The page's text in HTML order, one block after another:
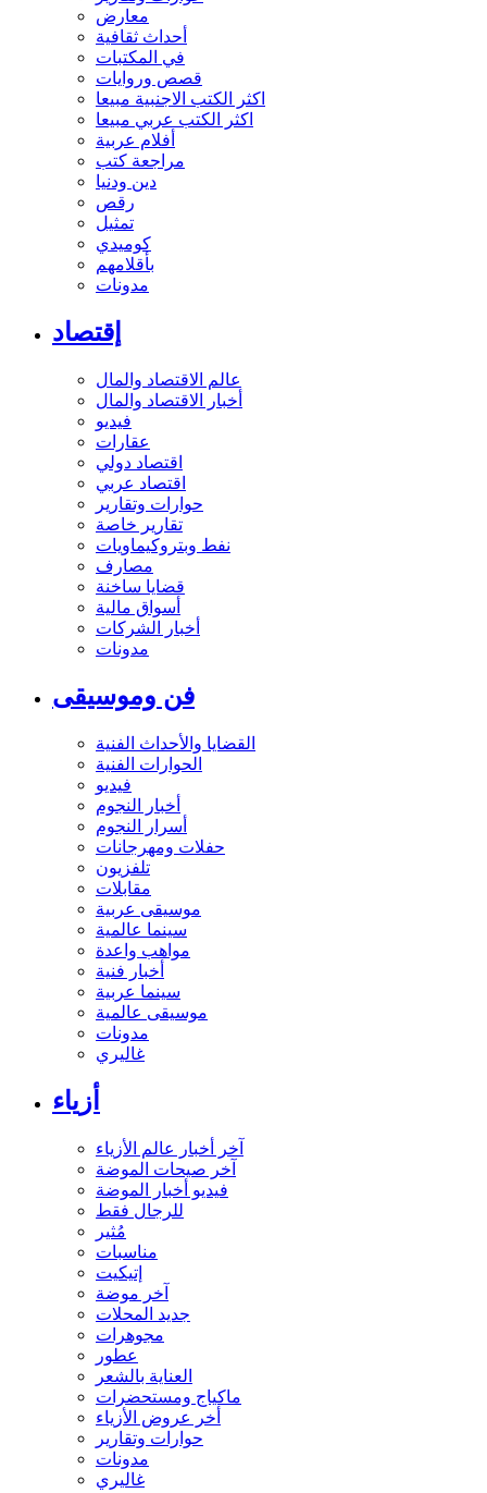
معارض
أحداث ثقافية
في المكتبات
قصص وروايات
اكثر الكتب الاجنبية مبيعا
اكثر الكتب عربي مبيعا
أفلام عربية
مراجعة كتب
دين ودنيا
رقص
تمثيل
كوميدي
بأقلامهم
مدونات
إقتصاد
عالم الاقتصاد والمال
أخبار الاقتصاد والمال
فيديو
عقارات
اقتصاد دولي
اقتصاد عربي
حوارات وتقارير
تقارير خاصة
نفط وبتروكيماويات
مصارف
قضايا ساخنة
أسواق مالية
أخبار الشركات
مدونات
فن وموسيقى
القضايا والأحداث الفنية
الحوارات الفنية
فيديو
أخبار النجوم
أسرار النجوم
حفلات ومهرجانات
تلفزيون
مقابلات
موسيقى عربية
سينما عالمية
مواهب واعدة
أخبار فنية
سينما عربية
موسيقى عالمية
مدونات
غاليري
أزياء
آخر أخبار عالم الأزياء
آخر صيحات الموضة
فيديو أخبار الموضة
للرجال فقط
مُثير
مناسبات
إتيكيت
آخر موضة
جديد المحلات
مجوهرات
عطور
العناية بالشعر
ماكياج ومستحضرات
أخر عروض الأزياء
حوارات وتقارير
مدونات
غاليري